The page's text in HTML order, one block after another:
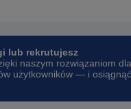
lub rekrutujesz
naszym rozwiązaniom dla
użytkowników — i osiągnąć